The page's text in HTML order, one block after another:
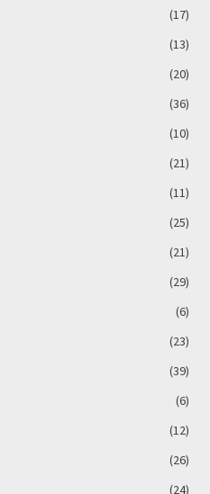
(17)
(13)
(20)
(36)
(10)
(21)
(11)
(25)
(21)
(29)
(6)
(23)
(39)
(6)
(12)
(26)
(24)